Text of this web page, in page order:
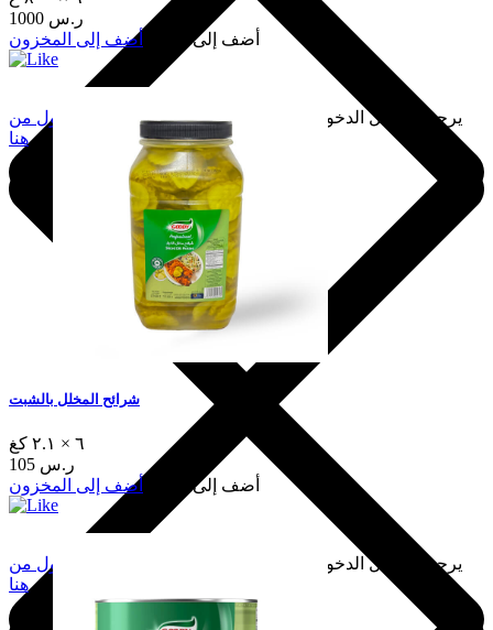
1000 ر.س
أضف إلى السلة
أضف إلى المخزون
يرجى تسجيل الدخول لإضافة هذا إلى المفضلة.
سجّل الدخول من
هنا
شرائح المخلل بالشبت
٦ × ٢.١ كغ
105 ر.س
أضف إلى السلة
أضف إلى المخزون
يرجى تسجيل الدخول لإضافة هذا إلى المفضلة.
سجّل الدخول من
هنا